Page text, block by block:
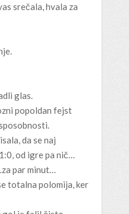
srečala, hvala za
glas.
popoldan fejst
da se naj
od igre pa nič…
par minut…
totalna polomija, ker